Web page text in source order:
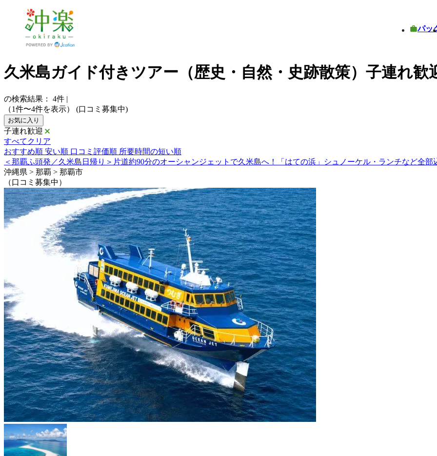
パッ
久米島ガイド付きツアー（歴史・自然・史跡散策）子連れ歓
の検索結果： 4件 |
（1件〜4件を表示）
(口コミ募集中)
お気に入り
子連れ歓迎
すべてクリア
おすすめ順 安い順 口コミ評価順 所要時間の短い順
＜那覇ふ頭発／久米島日帰り＞片道約90分のオーシャンジェットで久米島へ！「はての浜」シュノーケル・ランチなど全部
沖縄県 > 那覇 > 那覇市
（口コミ募集中）